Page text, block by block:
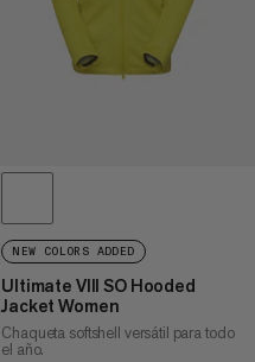
NEW COLORS ADDED
Ultimate VIII SO Hooded
Jacket Women
Chaqueta softshell versátil para todo
el año.